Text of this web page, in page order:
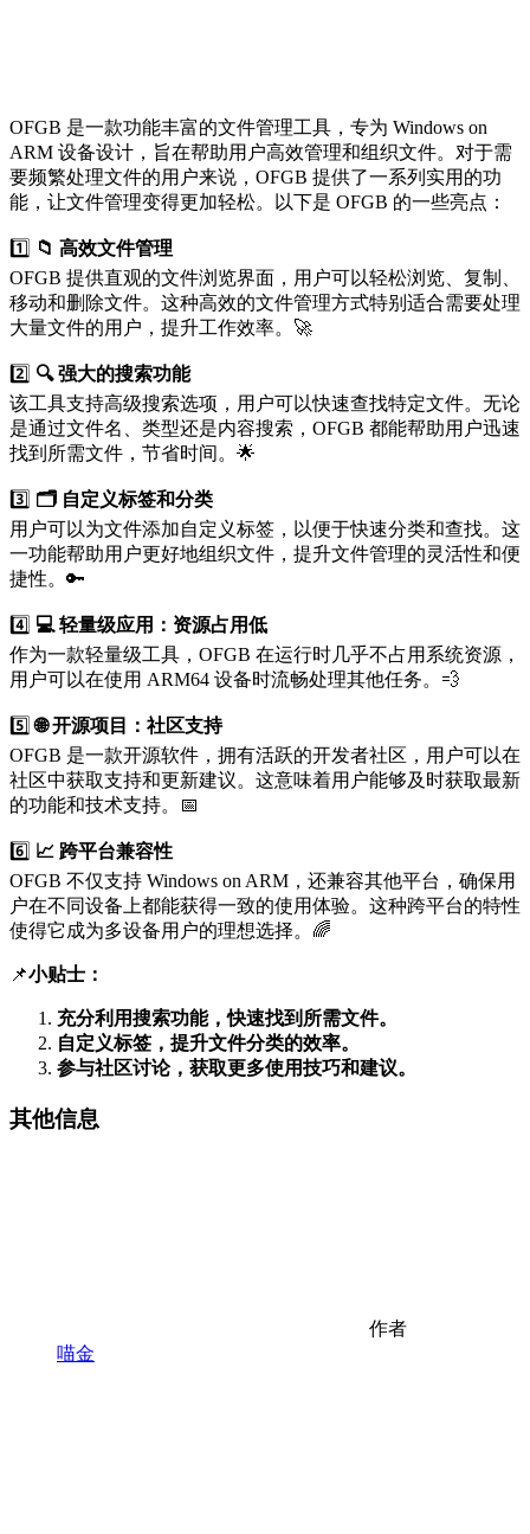
OFGB 是一款功能丰富的文件管理工具，专为 Windows on
ARM 设备设计，旨在帮助用户高效管理和组织文件。对于需
要频繁处理文件的用户来说，OFGB 提供了一系列实用的功
能，让文件管理变得更加轻松。以下是 OFGB 的一些亮点：
1️⃣ 📁 高效文件管理
OFGB 提供直观的文件浏览界面，用户可以轻松浏览、复制、
移动和删除文件。这种高效的文件管理方式特别适合需要处理
大量文件的用户，提升工作效率。🚀
2️⃣ 🔍 强大的搜索功能
该工具支持高级搜索选项，用户可以快速查找特定文件。无论
是通过文件名、类型还是内容搜索，OFGB 都能帮助用户迅速
找到所需文件，节省时间。🌟
3️⃣ 🗂️ 自定义标签和分类
用户可以为文件添加自定义标签，以便于快速分类和查找。这
一功能帮助用户更好地组织文件，提升文件管理的灵活性和便
捷性。🔑
4️⃣ 💻 轻量级应用：资源占用低
作为一款轻量级工具，OFGB 在运行时几乎不占用系统资源，
用户可以在使用 ARM64 设备时流畅处理其他任务。💨
5️⃣🌐 开源项目：社区支持
OFGB 是一款开源软件，拥有活跃的开发者社区，用户可以在
社区中获取支持和更新建议。这意味着用户能够及时获取最新
的功能和技术支持。📅
6️⃣ 📈 跨平台兼容性
OFGB 不仅支持 Windows on ARM，还兼容其他平台，确保用
户在不同设备上都能获得一致的使用体验。这种跨平台的特性
使得它成为多设备用户的理想选择。🌈
📌小贴士：
充分利用搜索功能，快速找到所需文件。
自定义标签，提升文件分类的效率。
参与社区讨论，获取更多使用技巧和建议。
其他信息
作者
喵金